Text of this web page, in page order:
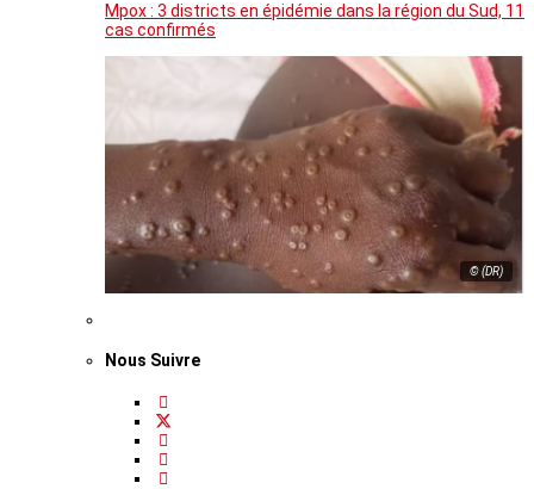
Mpox : 3 districts en épidémie dans la région du Sud, 11
cas confirmés
© (DR)
Nous Suivre